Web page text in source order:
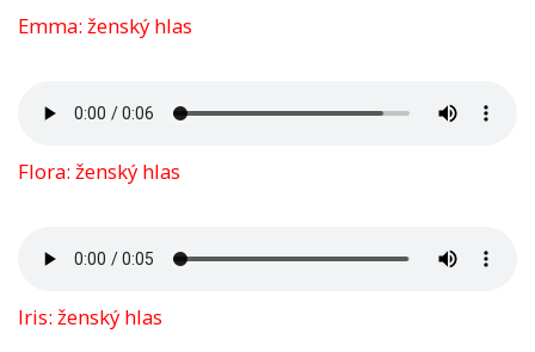
Emma: ženský hlas
Flora: ženský hlas
Iris: ženský hlas